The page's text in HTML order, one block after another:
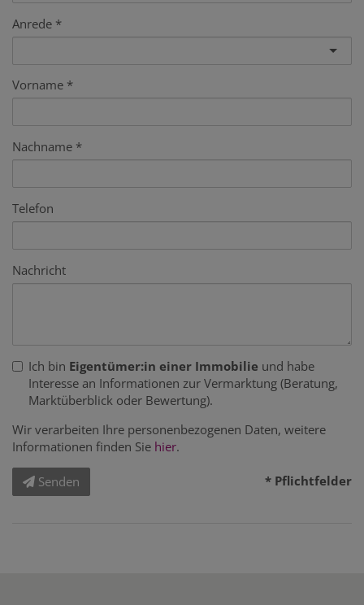
Anrede
Vorname
Nachname
Telefon
Nachricht
Ich bin Eigentümer:in einer Immobilie und habe
Interesse an Informationen zur Vermarktung (Beratung,
Marktüberblick oder Bewertung).
Wir verarbeiten Ihre personenbezogenen Daten, weitere
Informationen finden Sie hier.
Senden * Pflichtfelder